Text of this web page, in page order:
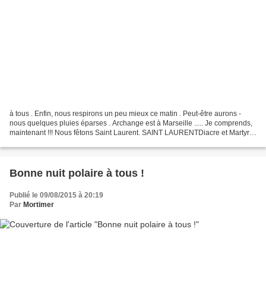
à tous . Enfin, nous respirons un peu mieux ce matin . Peut-être aurons -
nous quelques pluies éparses . Archange est à Marseille ..... Je comprends,
maintenant !!! Nous fêtons Saint Laurent. SAINT LAURENTDiacre et Martyr
Bonne nuit polaire à tous !
Publié le 09/08/2015 à 20:19
Par Mortimer